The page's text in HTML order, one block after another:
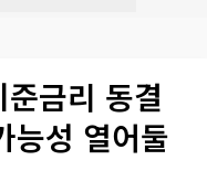
금리 동결
성 열어둘